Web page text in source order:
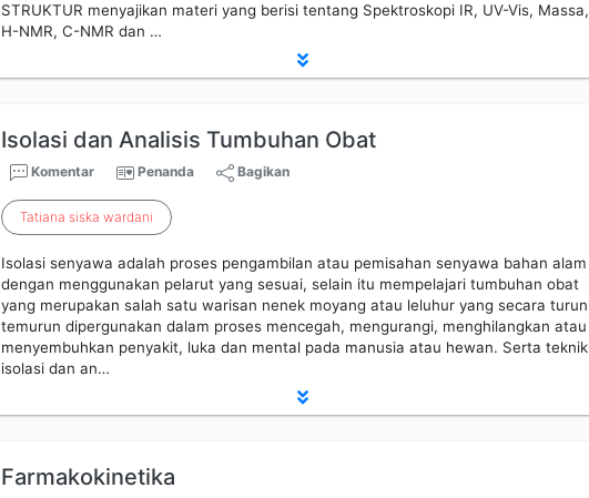
STRUKTUR menyajikan materi yang berisi tentang Spektroskopi IR, UV-Vis, Massa,
H-NMR, C-NMR dan …
Isolasi dan Analisis Tumbuhan Obat
Komentar Penanda Bagikan
Tatiana siska wardani
Isolasi senyawa adalah proses pengambilan atau pemisahan senyawa bahan alam
dengan menggunakan pelarut yang sesuai, selain itu mempelajari tumbuhan obat
yang merupakan salah satu warisan nenek moyang atau leluhur yang secara turun
temurun dipergunakan dalam proses mencegah, mengurangi, menghilangkan atau
menyembuhkan penyakit, luka dan mental pada manusia atau hewan. Serta teknik
isolasi dan an…
Farmakokinetika